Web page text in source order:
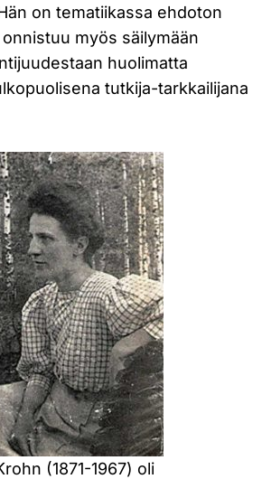
on tematiikassa ehdoton
myös säilymään
huolimatta
tutkija-tarkkailijana
(1871-1967) oli